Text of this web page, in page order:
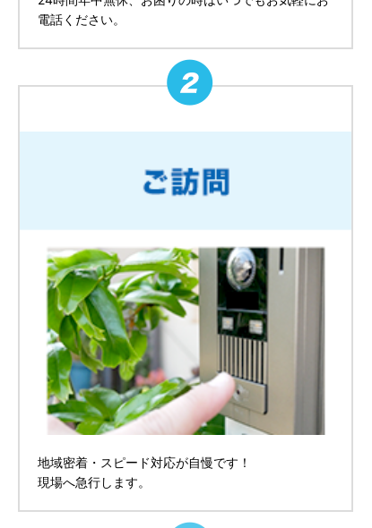
電話ください。
地域密着・スピード対応が自慢です！
現場へ急行します。